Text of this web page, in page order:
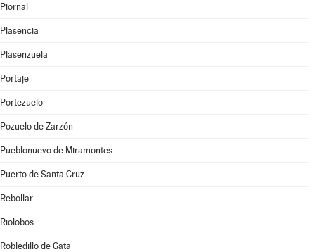
Piornal
Plasencia
Plasenzuela
Portaje
Portezuelo
Pozuelo de Zarzón
Pueblonuevo de Miramontes
Puerto de Santa Cruz
Rebollar
Riolobos
Robledillo de Gata